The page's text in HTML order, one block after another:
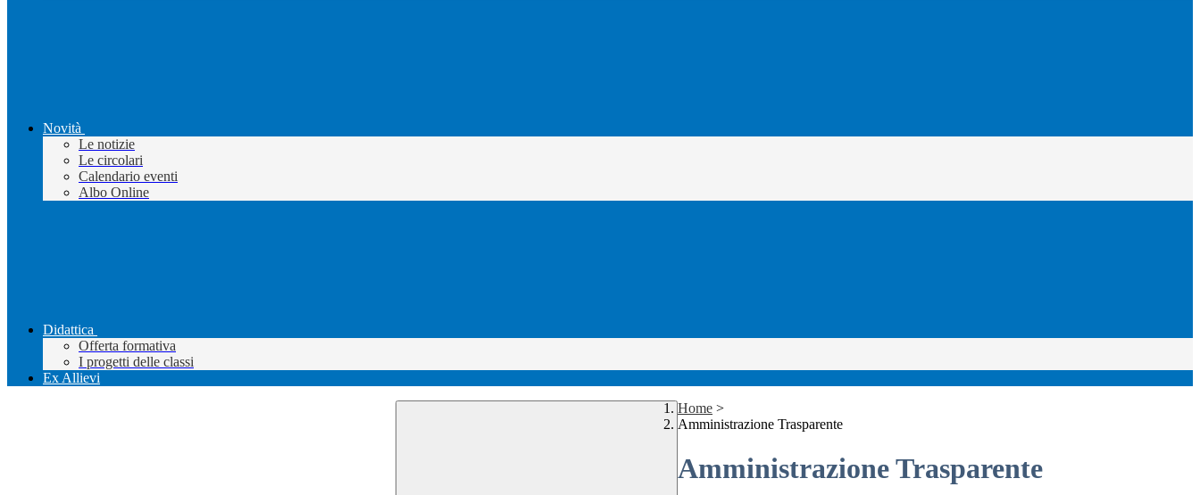
Novità
Le notizie
Le circolari
Calendario eventi
Albo Online
Didattica
Offerta formativa
I progetti delle classi
Ex Allievi
Home >
Amministrazione Trasparente
Amministrazione Trasparente